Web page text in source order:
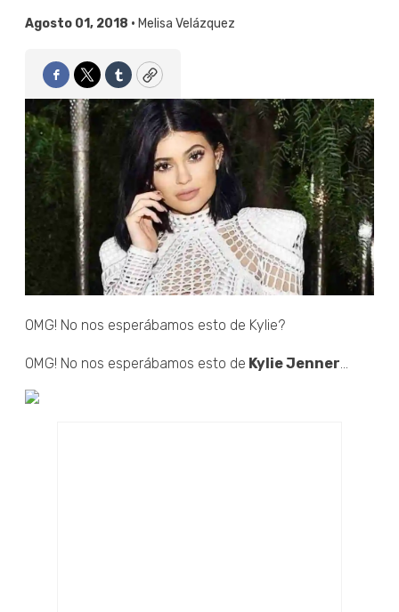
Agosto 01, 2018 • Melisa Velázquez
Facebook
TwitterTumblrCopy
OMG! No nos esperábamos esto de Kylie?
OMG! No nos esperábamos esto de Kylie Jenner